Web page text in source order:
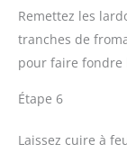
Remettez les
tranches de
pour faire fondre
Étape 6
Laissez cuire à